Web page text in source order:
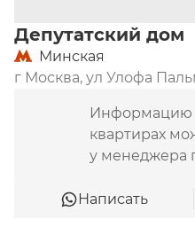
Депутатский дом
Минская
г Москва, ул Улофа
Информацию
квартирах
у менеджера
Написать